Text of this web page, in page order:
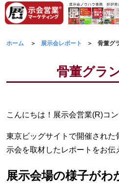
ホーム 展示会レポート 骨董グ
骨董グラ
こんにちは！展示会営業(R)コ
東京ビッグサイトで開催され
示会を取材したレポートをお伝
展示会場の様子がわ